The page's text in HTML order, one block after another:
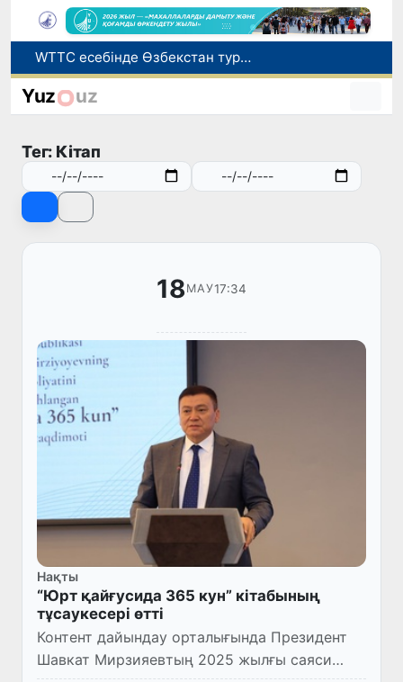
Мүмкіндігі шектеулі талапкерлерге қабылдау емтихандарында қосымша уақыт беріледі
Беларусьтен Өзбекстанға екінші тікелей жүк пойызы жөнелтілді
WTTC есебінде Өзбекстан туризмнің өсу қарқыны бойынша Орталық Азияда бірінші орынға шықты
Yuz uz
Тег: Кітап
18МАУ17:34
Нақты
“Юрт қайғусида 365 кун” кітабының
тұсаукесері өтті
Контент дайындау орталығында Президент
Шавкат Мирзияевтың 2025 жылғы саяси